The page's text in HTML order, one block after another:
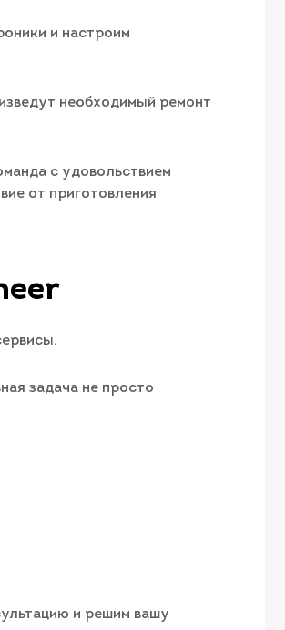
и настроим
необходимый ремонт
с удовольствием
от приготовления
задача не просто
и решим вашу